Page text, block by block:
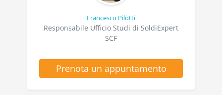
Francesco Pilotti
Responsabile Ufficio Studi di SoldiExpert
SCF
Prenota un appuntamento